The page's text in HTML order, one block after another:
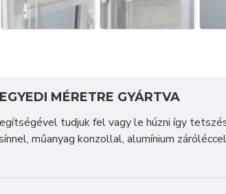
MÉRETRE GYÁRTVA
tudjuk fel vagy le húzni így
műanyag konzollal, alumínium